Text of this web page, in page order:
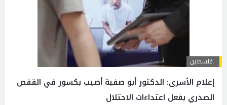
فلسطين
إعلام الأسرى: الدكتور أبو صفية أصيب بكسور في القفص
الصدري بفعل اعتداءات الاحتلال